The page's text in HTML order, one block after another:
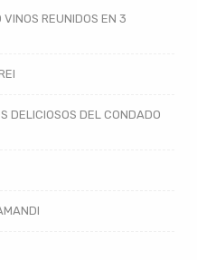
REUNIDOS EN 3
DELICIOSOS DEL CONDADO